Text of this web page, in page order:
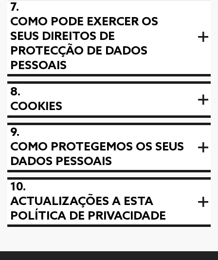
7.
COMO PODE EXERCER OS
SEUS DIREITOS DE
PROTECÇÃO DE DADOS
PESSOAIS
8.
COOKIES
9.
COMO PROTEGEMOS OS SEUS
DADOS PESSOAIS
10.
ACTUALIZAÇÕES A ESTA
POLÍTICA DE PRIVACIDADE